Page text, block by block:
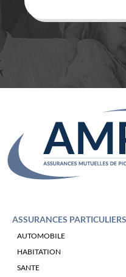
ASSURANCES PARTICULIERS
AUTOMOBILE
HABITATION
SANTE